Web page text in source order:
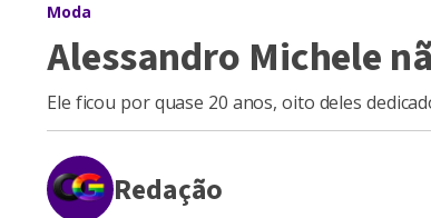
Moda
Alessandro Michele
Ele ficou por quase 20 anos, oito deles
Redação